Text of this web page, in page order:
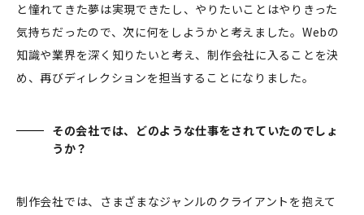
と憧れてきた夢は実現できたし、やりたいことはやりきった
気持ちだったので、次に何をしようかと考えました。Webの
知識や業界を深く知りたいと考え、制作会社に入ることを決
め、再びディレクションを担当することになりました。
その会社では、どのような仕事をされていたのでしょ
うか？
制作会社では、さまざまなジャンルのクライアントを抱えて